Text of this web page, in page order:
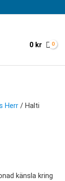
0 kr
Herr / Halti
känsla kring